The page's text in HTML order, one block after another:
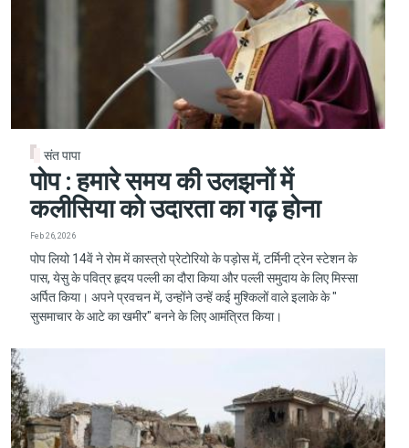
संत पापा
पोप : हमारे समय की उलझनों में
कलीसिया को उदारता का गढ़ होना
Feb 26, 2026
पोप लियो 14वें ने रोम में कास्त्रो प्रेटोरियो के पड़ोस में, टर्मिनी ट्रेन स्टेशन के
पास, येसु के पवित्र हृदय पल्ली का दौरा किया और पल्ली समुदाय के लिए मिस्सा
अर्पित किया। अपने प्रवचन में, उन्होंने उन्हें कई मुश्किलों वाले इलाके के "
सुसमाचार के आटे का खमीर" बनने के लिए आमंत्रित किया।